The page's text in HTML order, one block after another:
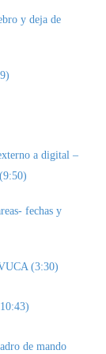
y deja de
a digital –
fechas y
(3:30)
de mando